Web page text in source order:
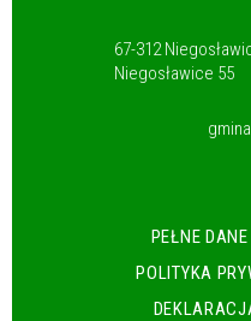
67-312
Niegosławice 55
PEŁNE
POLITYKA